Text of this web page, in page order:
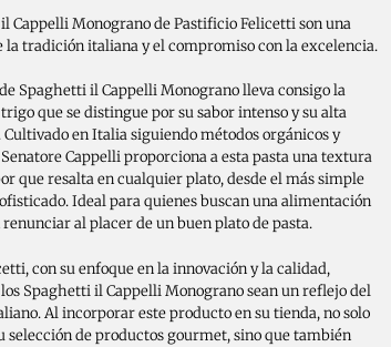
Cappelli Monograno de Pastificio Felicetti son una
la tradición italiana y el compromiso con la excelencia.
Spaghetti il Cappelli Monograno lleva consigo la
que se distingue por su sabor intenso y su alta
en Italia siguiendo métodos orgánicos y
Cappelli proporciona a esta pasta una textura
que resalta en cualquier plato, desde el más simple
Ideal para quienes buscan una alimentación
al placer de un buen plato de pasta.
con su enfoque en la innovación y la calidad,
Spaghetti il Cappelli Monograno sean un reflejo del
Al incorporar este producto en su tienda, no solo
selección de productos gourmet, sino que también